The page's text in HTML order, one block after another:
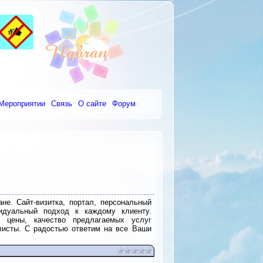
Связь О сайте Форум
Сайт-визитка, портал, персональный
подход к каждому клиенту.
качество предлагаемых услуг
С радостью ответим на все Ваши